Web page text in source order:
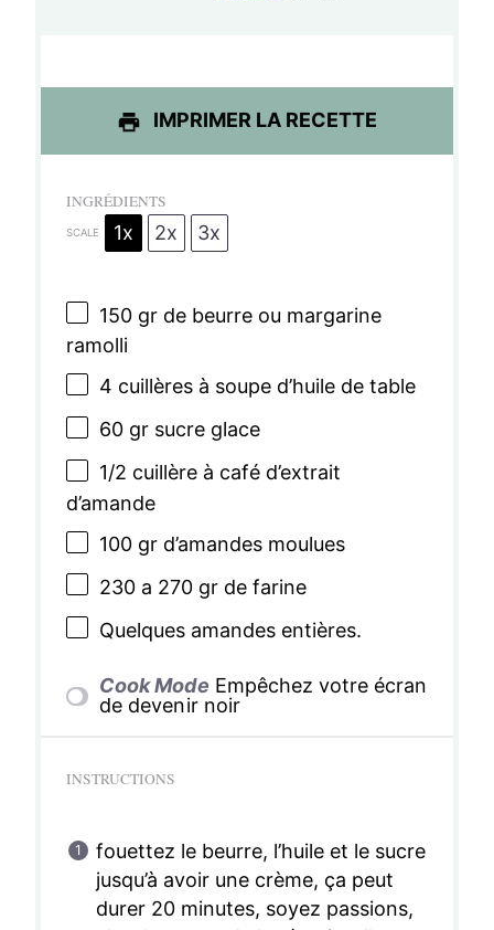
s
s
s
s
IMPRIMER LA RECETTE
INGRÉDIENTS
SCALE 1x 2x 3x
150gr de beurre ou margarine
ramolli
4 cuillères à soupe d’huile de table
60gr sucre glace
1/2 cuillère à café d’extrait
d’amande
100gr d’amandes moulues
230a 270 gr de farine
Quelques amandes entières.
Cook Mode Empêchez votre écran
de devenir noir
INSTRUCTIONS
fouettez le beurre, l’huile et le sucre
jusqu’à avoir une crème, ça peut
durer 20 minutes, soyez passions,